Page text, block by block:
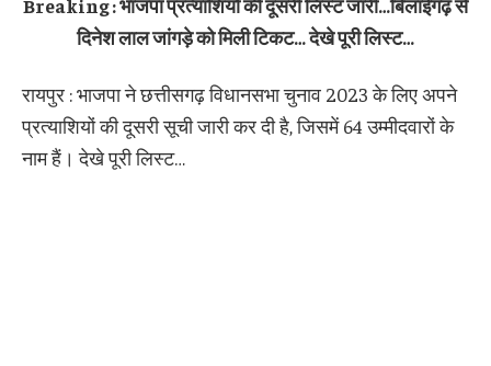
Breaking : भाजपा प्रत्याशियों की दूसरी लिस्ट जारी…बिलाईगढ़ से
दिनेश लाल जांगड़े को मिली टिकट… देखे पूरी लिस्ट…
रायपुर : भाजपा ने छत्तीसगढ़ विधानसभा चुनाव 2023 के लिए अपने
प्रत्याशियों की दूसरी सूची जारी कर दी है, जिसमें 64 उम्मीदवारों के
नाम हैं। देखे पूरी लिस्ट…